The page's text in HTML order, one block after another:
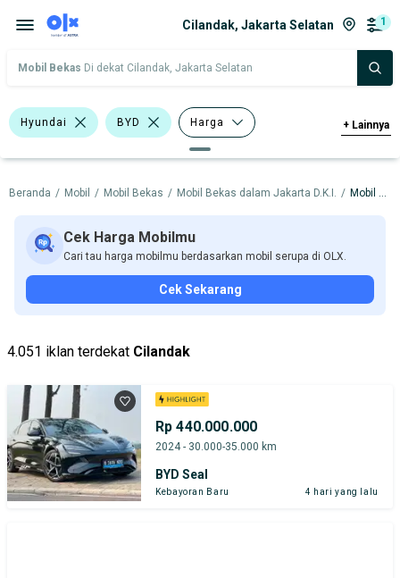
Cilandak, Jakarta Selatan 1
Mobil Bekas Di dekat Cilandak, Jakarta Selatan
Hyundai BYD Harga
Merek Dan Model Tahun
Tipe Bodi Tipe Membership
+ Lainnya
Beranda / Mobil / Mobil Bekas / Mobil Bekas dalam Jakarta D.K.I. / Mobil Bekas dalam Jakarta Selatan
Cek Harga Mobilmu
Cari tau harga mobilmu berdasarkan mobil serupa di OLX.
Cek Sekarang
4.051 iklan terdekat Cilandak
Rp 440.000.000
2024 - 30.000-35.000 km
BYD Seal
Kebayoran Baru 4 hari yang lalu